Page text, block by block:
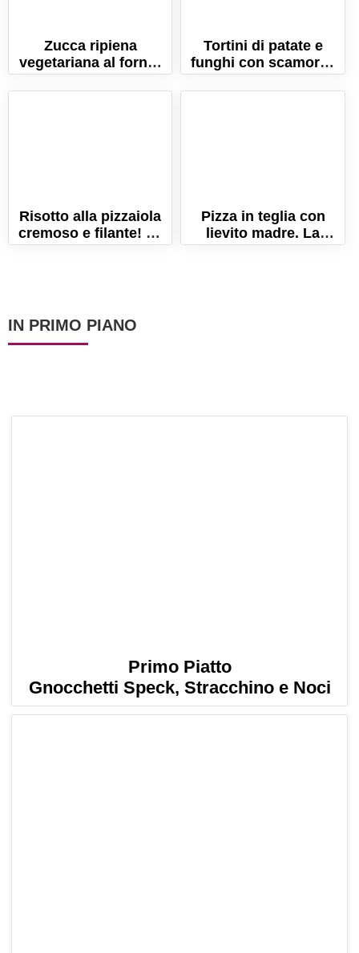
Zucca ripiena
vegetariana al forno:
la ricetta buona e
salutare!
Tortini di patate e
funghi con scamorza
filante. Ricetta facile e
veloce!
Risotto alla pizzaiola
cremoso e filante! La
ricetta facile e veloce!
Pizza in teglia con
lievito madre. La
ricetta per una pizza
IN PRIMO PIANO
Primo Piatto
Gnocchetti Speck, Stracchino e Noci